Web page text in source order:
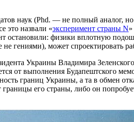
наук (Phd. — не полный аналог,
это назвали «эксперимент страны N
остановили: физики вплотную
гениями), может спроектировать
Украины Владимира
от выполнения Будапештского
границ Украины, а та в обмен
его страны, либо он